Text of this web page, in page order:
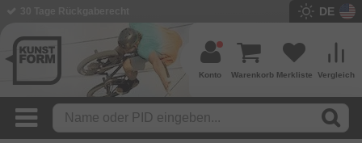
DE
Vergleich
Merkliste
Warenkorb
Konto